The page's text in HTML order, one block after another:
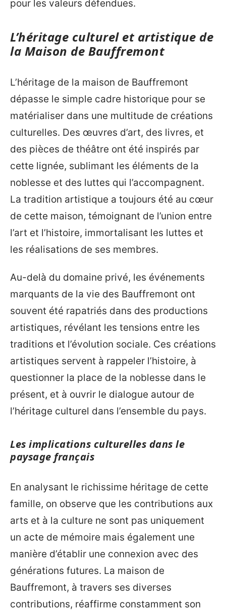
pour les valeurs défendues.
L’héritage culturel et artistique de
la Maison de Bauffremont
L’héritage de la maison de Bauffremont
dépasse le simple cadre historique pour se
matérialiser dans une multitude de créations
culturelles. Des œuvres d’art, des livres, et
des pièces de théâtre ont été inspirés par
cette lignée, sublimant les éléments de la
noblesse et des luttes qui l’accompagnent.
La tradition artistique a toujours été au cœur
de cette maison, témoignant de l’union entre
l’art et l’histoire, immortalisant les luttes et
les réalisations de ses membres.
Au-delà du domaine privé, les événements
marquants de la vie des Bauffremont ont
souvent été rapatriés dans des productions
artistiques, révélant les tensions entre les
traditions et l’évolution sociale. Ces créations
artistiques servent à rappeler l’histoire, à
questionner la place de la noblesse dans le
présent, et à ouvrir le dialogue autour de
l’héritage culturel dans l’ensemble du pays.
Les implications culturelles dans le
paysage français
En analysant le richissime héritage de cette
famille, on observe que les contributions aux
arts et à la culture ne sont pas uniquement
un acte de mémoire mais également une
manière d’établir une connexion avec des
générations futures. La maison de
Bauffremont, à travers ses diverses
contributions, réaffirme constamment son